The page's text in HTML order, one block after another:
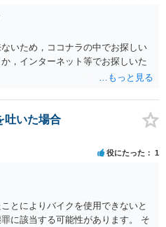
いため，ココナラの中でお探しい
，インターネット等でお探しいた
吐いた場合
役にたった 1
とによりバイクを使用できないと
に該当する可能性があります。 そ